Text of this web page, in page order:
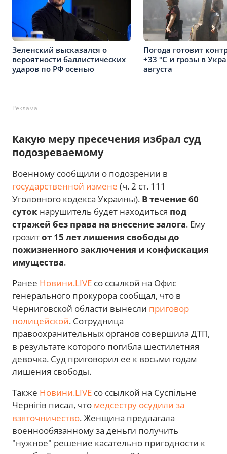
Зеленский высказался о
вероятности баллистических
ударов по РФ осенью
Погода готовит
+33 °C и грозы в
августа
Реклама
Какую меру пресечения избрал суд
подозреваемому
Военному сообщили о подозрении в
государственной измене (ч. 2 ст. 111
Уголовного кодекса Украины). В течение 60
суток нарушитель будет находиться под
стражей без права на внесение залога. Ему
грозитот 15 лет лишения свободы до
пожизненного заключения и конфискация
имущества.
Ранее Новини.LIVE со ссылкой на Офис
генерального прокурора сообщал, что в
Черниговской области вынесли приговор
полицейской. Сотрудница
правоохранительных органов совершила ДТП,
в результате которого погибла шестилетняя
девочка. Суд приговорил ее к восьми годам
лишения свободы.
Также Новини.LIVE со ссылкой на Суспільне
Чернігів писал, что медсестру осудили за
взяточничество. Женщина предлагала
военнообязанному за деньги получить
"нужное" решение касательно пригодности к